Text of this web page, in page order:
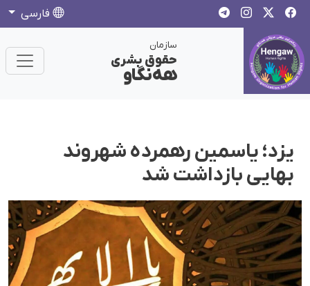
فارسی
سازمان
حقوق بشری
هەنگاو
یزد؛ یاسمین رهمردە شهروند
بهایی بازداشت شد